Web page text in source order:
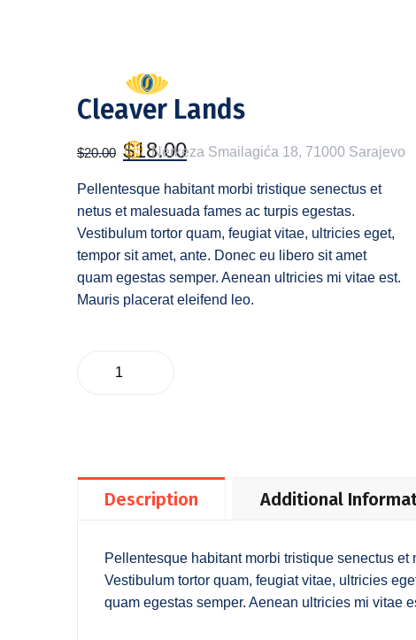
Nerkeza Smailagića 18, 71000 Sarajevo
Cleaver Lands
$20.00 $18.00
Pellentesque habitant morbi tristique senectus et
netus et malesuada fames ac turpis egestas.
Vestibulum tortor quam, feugiat vitae, ultricies eget,
tempor sit amet, ante. Donec eu libero sit amet
quam egestas semper. Aenean ultricies mi vitae est.
Mauris placerat eleifend leo.
Description Additional
Pellentesque habitant morbi tristique senectus
Vestibulum tortor quam, feugiat vitae, ultricies
quam egestas semper. Aenean ultricies mi vitae